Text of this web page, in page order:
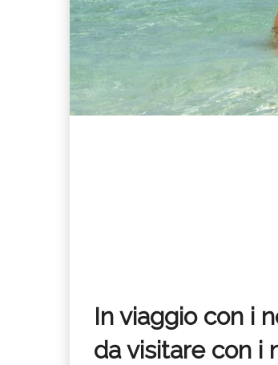
In viaggio con i
da visitare con i